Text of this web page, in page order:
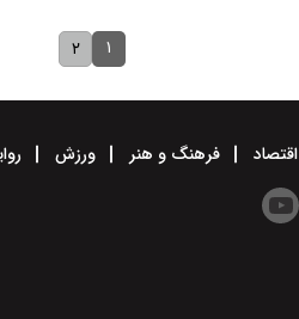
۱ ۲
اقتصاد فرهنگ و هنر ورزش